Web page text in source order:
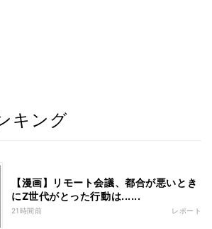
キング
【漫画】リモート会議、都合が悪いとき
にZ世代がとった行動は......
21時間前 レポート